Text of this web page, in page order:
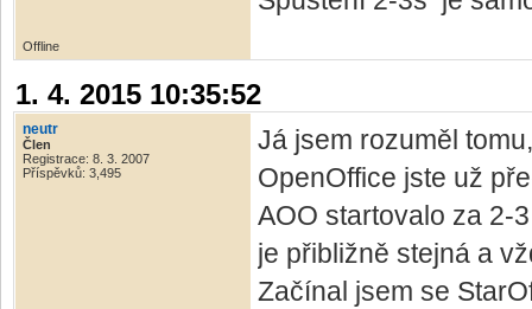
Offline
1. 4. 2015 10:35:52
neutr
Člen
Registrace: 8. 3. 2007
Příspěvků: 3,495
Já jsem rozuměl
OpenOffice jste už
AOO startovalo za 2-
je přibližně stejná a
Začínal jsem se